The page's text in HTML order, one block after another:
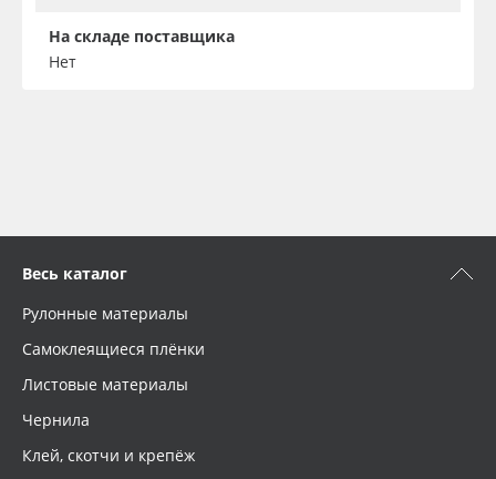
На складе поставщика
Нет
Весь каталог
Рулонные материалы
Самоклеящиеся плёнки
Листовые материалы
Чернила
Клей, скотчи и крепёж